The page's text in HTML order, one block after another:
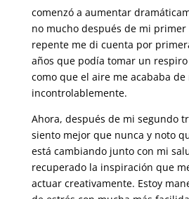
comenzó a aumentar
no mucho después de mi primer
repente me di cuenta por
años que podía tomar un
como que el aire me acababa
incontrolablemente.
Ahora, después de mi segundo
siento mejor que nunca y noto
está cambiando junto con mi
recuperado la inspiración que
actuar creativamente. Estoy